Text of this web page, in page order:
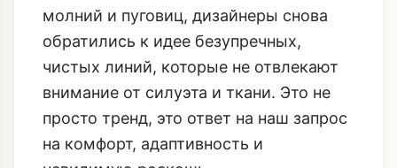
молний и пуговиц, дизайнеры снова
обратились к идее безупречных,
чистых линий, которые не отвлекают
внимание от силуэта и ткани. Это не
просто тренд, это ответ на наш запрос
на комфорт, адаптивность и